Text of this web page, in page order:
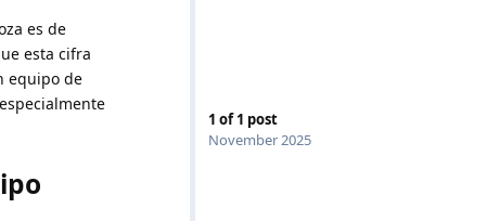
1 of1 post
November 2025
es de
esta cifra
equipo de